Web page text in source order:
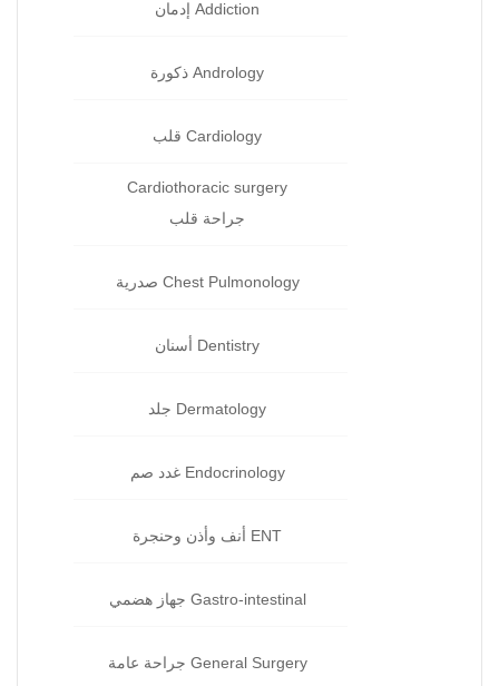
Addiction إدمان‏
Andrology ذكورة‏
Cardiology قلب‏
Cardiothoracic surgery
جراحة قلب
Chest Pulmonology صدرية
Dentistry أسنان‏
Dermatology جلد‏
Endocrinology غدد صم‏
ENT أنف وأذن وحنجرة‏
Gastro-intestinal جهاز هضمي‏
General Surgery جراحة‏ عامة